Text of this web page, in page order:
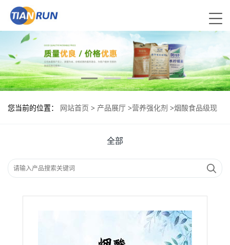
您当前的位置： 网站首页 > 产品展厅 >营养强化剂 >烟酸食品级现
全部